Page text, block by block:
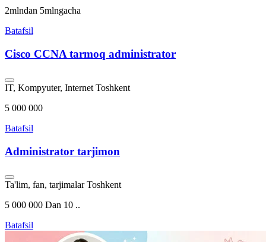
2mlndan 5mlngacha
Batafsil
Cisco CCNA tarmoq administrator
IT, Kompyuter, Internet Toshkent
5 000 000
Batafsil
Administrator tarjimon
Ta'lim, fan, tarjimalar Toshkent
5 000 000 Dan 10 ..
Batafsil